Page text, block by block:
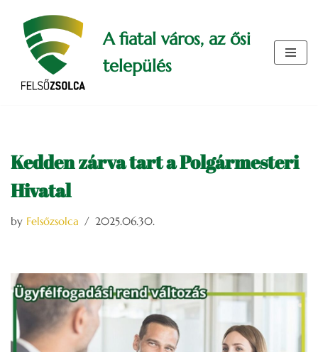
Skip
content
A fiatal város, az ősi
település
Kedden zárva tart a Polgármesteri
Hivatal
by Felsőzsolca 2025.06.30.